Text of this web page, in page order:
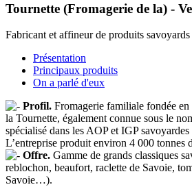
Tournette (Fromagerie de la) -
Fabricant et affineur de produits savoyards
Présentation
Principaux produits
On a parlé d'eux
Profil. Fromagerie familiale fondée
la Tournette, également connue sous le
spécialisé dans les AOP et IGP
L’entreprise produit environ 4 000 tonnes
Offre. Gamme de grands classiques
reblochon, beaufort, raclette de Savoie,
Savoie…).